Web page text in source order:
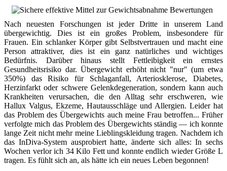
Nach neuesten Forschungen ist jeder Dritte in unserem Land
übergewichtig. Dies ist ein großes Problem, insbesondere für
Frauen. Ein schlanker Körper gibt Selbstvertrauen und macht eine
Person attraktiver, dies ist ein ganz natürliches und wichtiges
Bedürfnis. Darüber hinaus stellt Fettleibigkeit ein ernstes
Gesundheitsrisiko dar. Übergewicht erhöht nicht "nur" (um etwa
350%) das Risiko für Schlaganfall, Arteriosklerose, Diabetes,
Herzinfarkt oder schwere Gelenkdegeneration, sondern kann auch
Krankheiten verursachen, die den Alltag sehr erschweren, wie
Hallux Valgus, Ekzeme, Hautausschläge und Allergien. Leider hat
das Problem des Übergewichts auch meine Frau betroffen... Früher
verfolgte mich das Problem des Übergewichts ständig — ich konnte
lange Zeit nicht mehr meine Lieblingskleidung tragen. Nachdem ich
das InDiva‑System ausprobiert hatte, änderte sich alles: In sechs
Wochen verlor ich 34 Kilo Fett und konnte endlich wieder Größe L
tragen. Es fühlt sich an, als hätte ich ein neues Leben begonnen!